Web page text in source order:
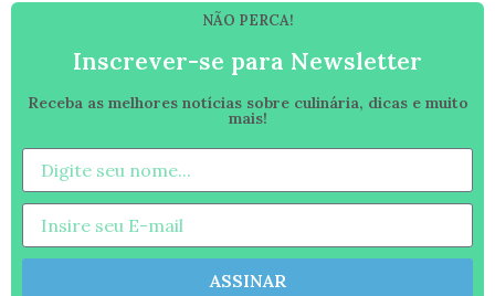
NÃO PERCA!
Inscrever-se para Newsletter
Receba as melhores notícias sobre culinária, dicas e muito
mais!
ASSINAR